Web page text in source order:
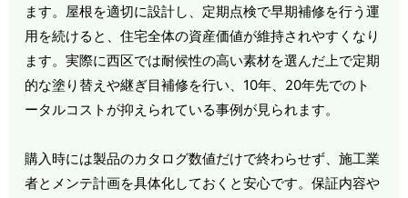
ます。屋根を適切に設計し、定期点検で早期補修を行う運
用を続けると、住宅全体の資産価値が維持されやすくなり
ます。実際に西区では耐候性の高い素材を選んだ上で定期
的な塗り替えや継ぎ目補修を行い、10年、20年先でのト
ータルコストが抑えられている事例が見られます。
購入時には製品のカタログ数値だけで終わらせず、施工業
者とメンテ計画を具体化しておくと安心です。保証内容や